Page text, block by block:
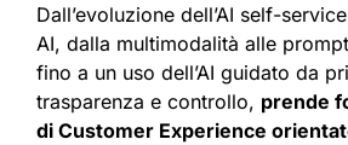
Dall’evoluzione dell’AI self-
AI, dalla multimodalità alle
fino a un uso dell’AI guidato da
trasparenza e controllo, prende
di Customer Experience